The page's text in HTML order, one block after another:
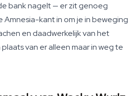
bank nagelt — er zit genoeg
Amnesia-kant in om je in beweging
en daadwerkelijk van het
van er alleen maar in weg te